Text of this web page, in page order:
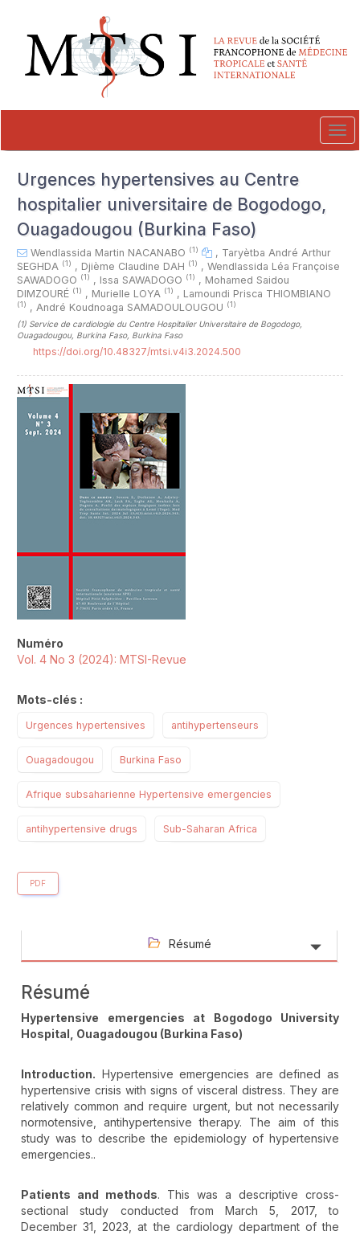
##plugins.themes.novelty.accessible_menu.main_navigation##
##plugins.themes.novelty.accessible_menu.main_content##
##plugins.themes.novelty.accessible_menu.sidebar##
Urgences hypertensives au Centre
hospitalier universitaire de Bogodogo,
Ouagadougou (Burkina Faso)
Wendlassida Martin NACANABO (1) , Taryètba André Arthur
SEGHDA (1) , Djième Claudine DAH (1) , Wendlassida Léa Françoise
SAWADOGO (1) , Issa SAWADOGO (1) , Mohamed Saidou
DIMZOURÉ (1) , Murielle LOYA (1) , Lamoundi Prisca THIOMBIANO
(1) , André Koudnoaga SAMADOULOUGOU (1)
(1) Service de cardiologie du Centre Hospitalier Universitaire de Bogodogo,
Ouagadougou, Burkina Faso, Burkina Faso
https://doi.org/10.48327/mtsi.v4i3.2024.500
Numéro
Vol. 4 No 3 (2024): MTSI-Revue
Mots-clés :
Urgences hypertensives antihypertenseurs
Ouagadougou Burkina Faso
Afrique subsaharienne Hypertensive emergencies
antihypertensive drugs Sub-Saharan Africa
PDF
Résumé
Résumé
Hypertensive emergencies at Bogodogo University
Hospital, Ouagadougou (Burkina Faso)
Introduction. Hypertensive emergencies are defined as
hypertensive crisis with signs of visceral distress. They are
relatively common and require urgent, but not necessarily
normotensive, antihypertensive therapy. The aim of this
study was to describe the epidemiology of hypertensive
emergencies..
Patients and methods. This was a descriptive cross-
sectional study conducted from March 5, 2017, to
December 31, 2023, at the cardiology department of the